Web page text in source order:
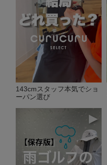
143cmスタッフ本気でショ
ーパン選び
▶